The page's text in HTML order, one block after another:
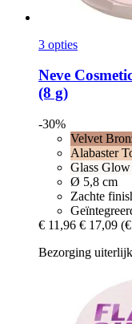
3 opties
Neve
(8 g)
-30%
Velvet
Alabaster
Glass Glow
Ø 5,8 cm
Zachte
€ 11,96 € 17,09
Bezorging